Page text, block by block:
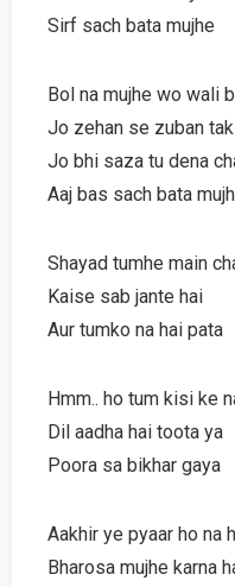
Sirf sach bata mujhe
Bol na mujhe wo wali
Jo zehan se zuban
Jo bhi saza tu dena
Aaj bas sach bata
Shayad tumhe main
Kaise sab jante hai
Aur tumko na hai pata
Hmm.. ho tum kisi ke
Dil aadha hai toota ya
Poora sa bikhar gaya
Aakhir ye pyaar ho na
Bharosa mujhe karna